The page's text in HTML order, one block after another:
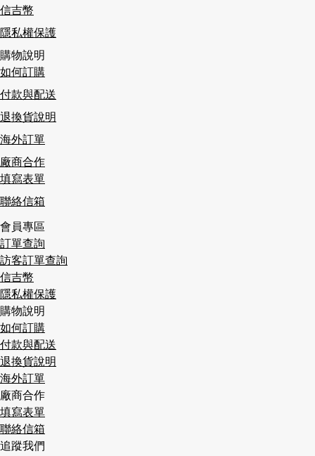
信吉幣
隱私權保護
購物說明
如何訂購
付款與配送
退換貨說明
海外訂單
廠商合作
填寫表單
聯絡信箱
會員專區
訂單查詢
訪客訂單查詢
信吉幣
隱私權保護
購物說明
如何訂購
付款與配送
退換貨說明
海外訂單
廠商合作
填寫表單
聯絡信箱
追蹤我們